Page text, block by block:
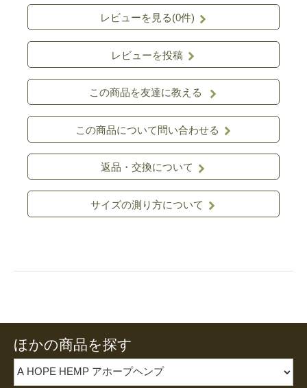
レビューを見る(0件)
レビューを投稿
この商品を友達に教える
この商品について問い合わせる
返品・交換について
サイズの測り方について
ほかの商品を探す